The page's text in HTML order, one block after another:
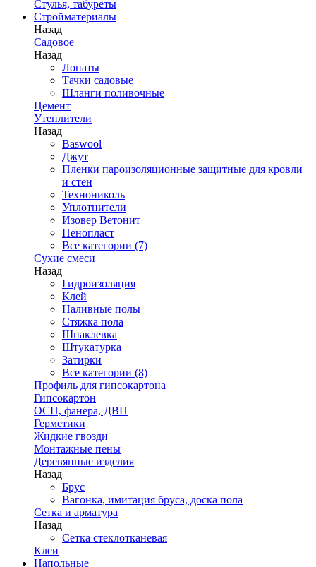
Стулья, табуреты
Стройматериалы
Назад
Садовое
Назад
Лопаты
Тачки садовые
Шланги поливочные
Цемент
Утеплители
Назад
Baswool
Джут
Пленки пароизоляционные защитные для кровли
и стен
Технониколь
Уплотнители
Изовер Ветонит
Пенопласт
Все категории (7)
Сухие смеси
Назад
Гидроизоляция
Клей
Наливные полы
Стяжка пола
Шпаклевка
Штукатурка
Затирки
Все категории (8)
Профиль для гипсокартона
Гипсокартон
ОСП, фанера, ДВП
Герметики
Жидкие гвозди
Монтажные пены
Деревянные изделия
Назад
Брус
Вагонка, имитация бруса, доска пола
Сетка и арматура
Назад
Сетка стеклотканевая
Клеи
Напольные